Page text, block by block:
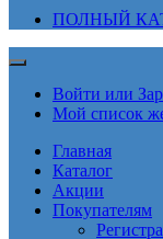
ПОЛНЫЙ
Войти или
Мой список
Главная
Каталог
Акции
Покупателям